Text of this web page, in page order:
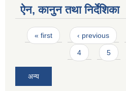
ऐन, कानुन तथा निर्देशिका
Pages
« first ‹ previous
4 5
अन्य